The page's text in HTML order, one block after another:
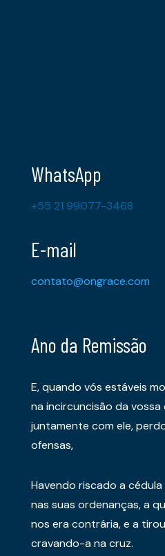
WhatsApp
+55 21 99077-3468
E-mail
contato@ongrace.com
Ano da Remissão
E, quando vós estáveis
na incircuncisão da
juntamente com ele,
ofensas,
Havendo riscado a
nas suas ordenanças, a
nos era contrária, e a
cravando-a na cruz.